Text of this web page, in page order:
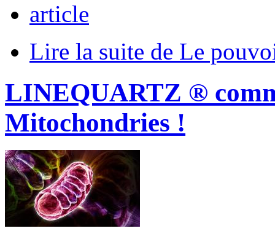
article
Lire la suite de Le
LINEQUARTZ ®
Mitochondries !